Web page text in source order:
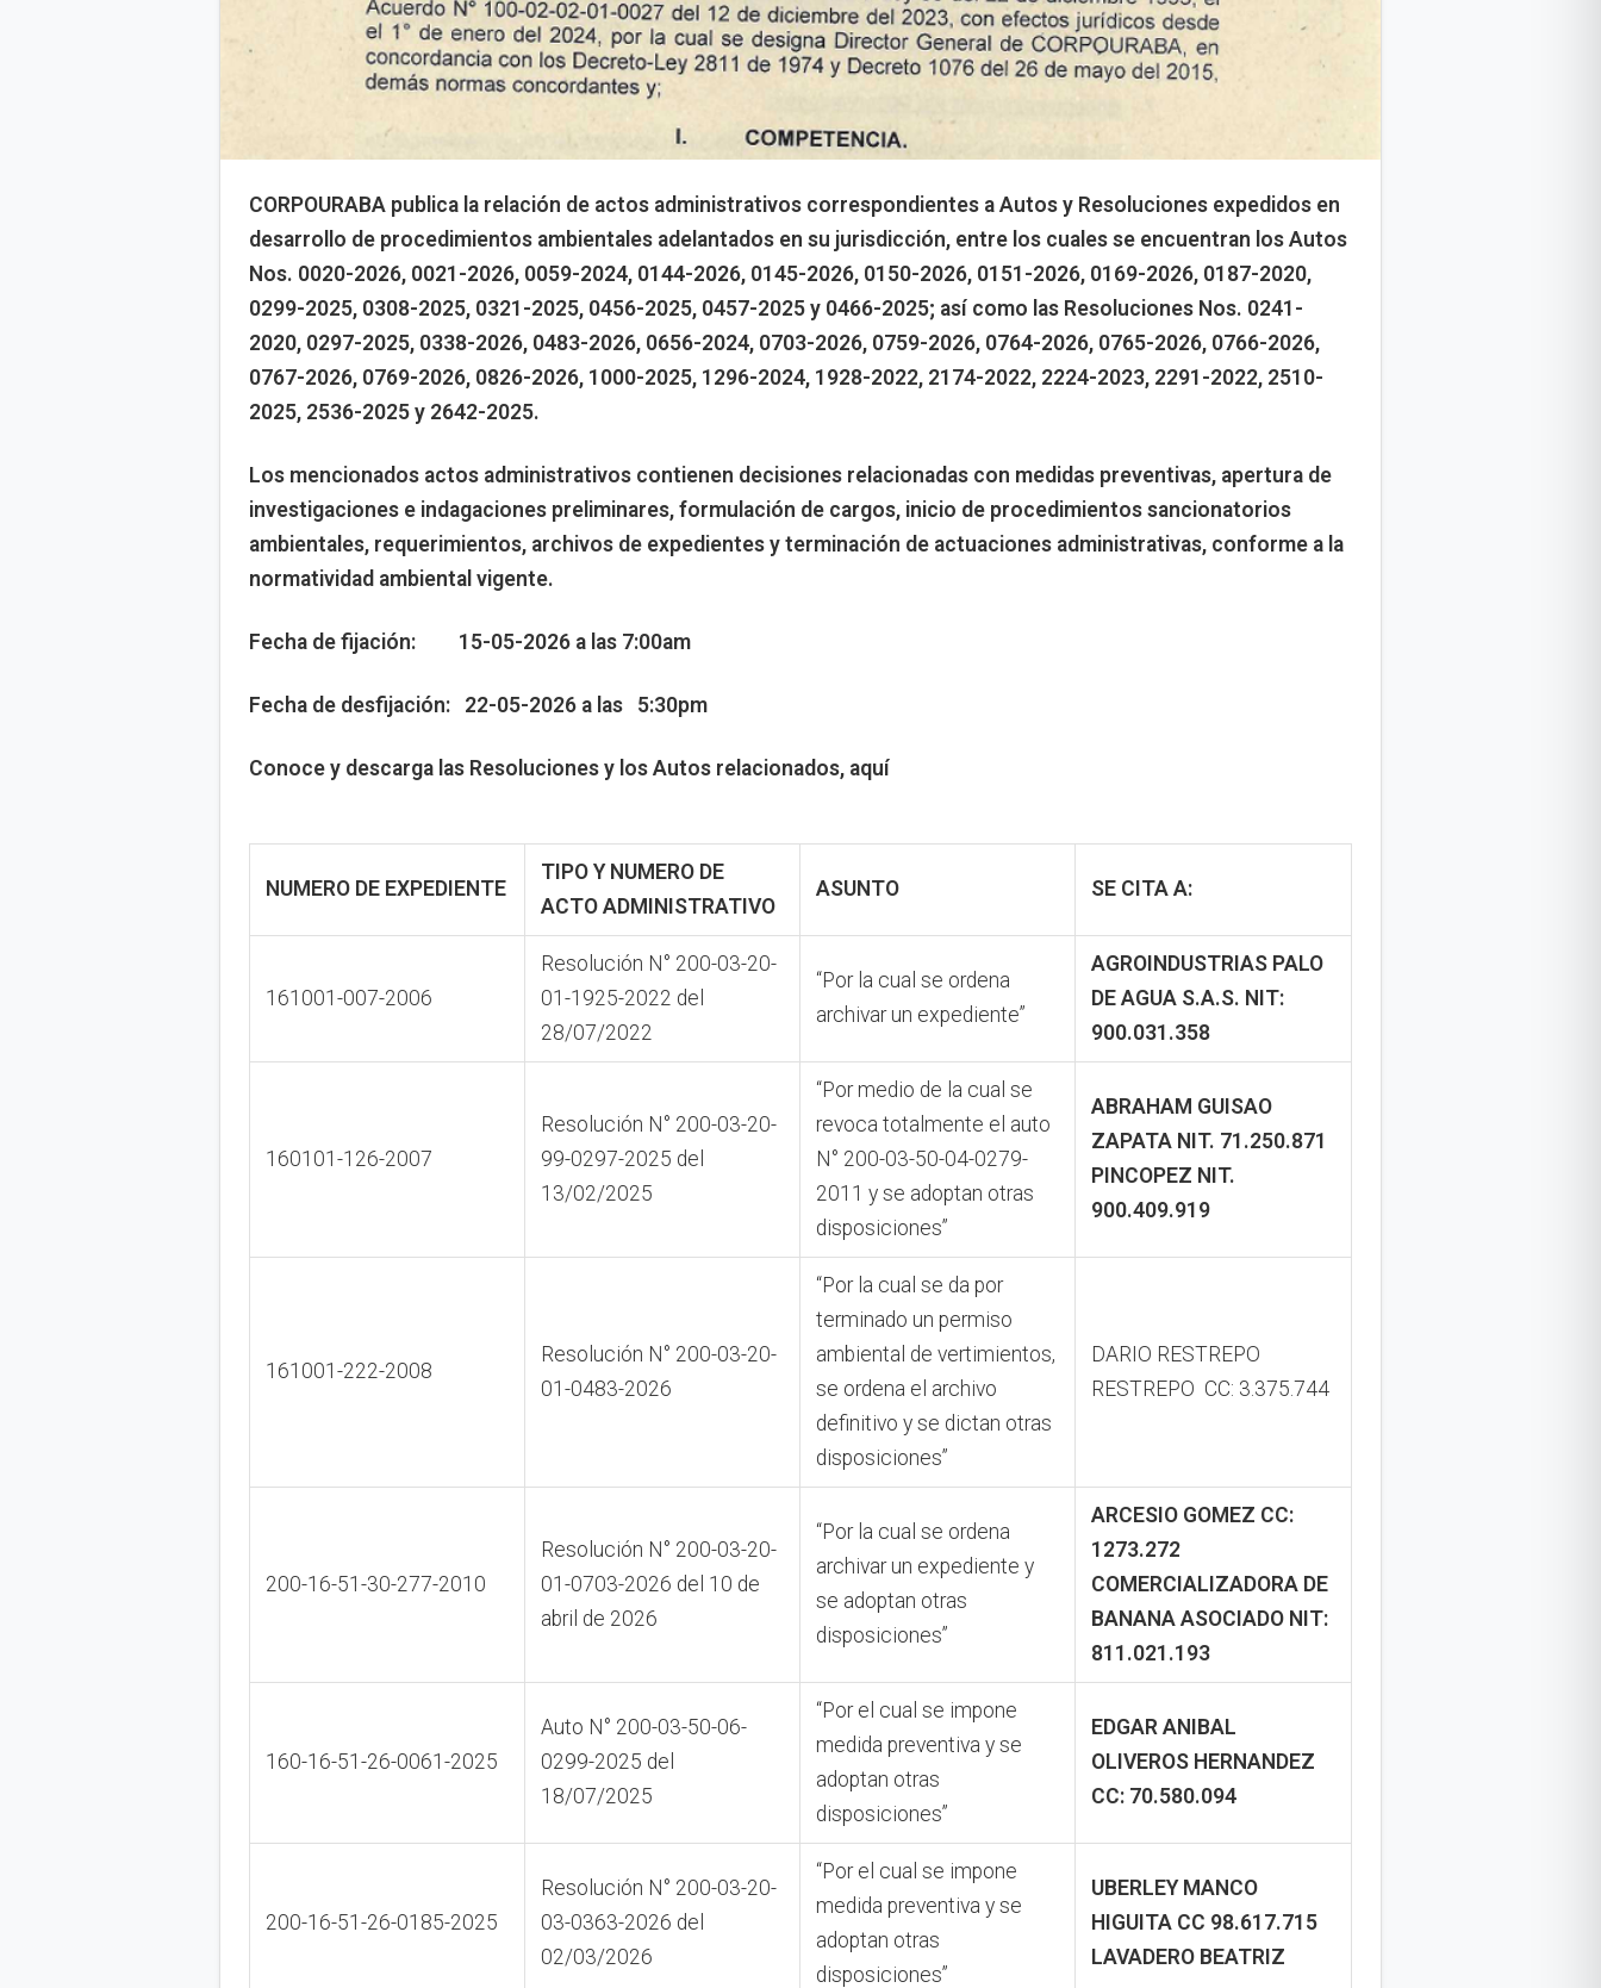
CORPOURABA publica la relación de actos administrativos correspondientes a Autos y Resoluciones expedidos en
desarrollo de procedimientos ambientales adelantados en su jurisdicción, entre los cuales se encuentran los Autos
Nos. 0020-2026, 0021-2026, 0059-2024, 0144-2026, 0145-2026, 0150-2026, 0151-2026, 0169-2026, 0187-2020,
0299-2025, 0308-2025, 0321-2025, 0456-2025, 0457-2025 y 0466-2025; así como las Resoluciones Nos. 0241-
2020, 0297-2025, 0338-2026, 0483-2026, 0656-2024, 0703-2026, 0759-2026, 0764-2026, 0765-2026, 0766-2026,
0767-2026, 0769-2026, 0826-2026, 1000-2025, 1296-2024, 1928-2022, 2174-2022, 2224-2023, 2291-2022, 2510-
2025, 2536-2025 y 2642-2025.
Los mencionados actos administrativos contienen decisiones relacionadas con medidas preventivas, apertura de
investigaciones e indagaciones preliminares, formulación de cargos, inicio de procedimientos sancionatorios
ambientales, requerimientos, archivos de expedientes y terminación de actuaciones administrativas, conforme a la
normatividad ambiental vigente.
Fecha de fijación: 15-05-2026 a las 7:00am
Fecha de desfijación: 22-05-2026 a las 5:30pm
Conoce y descarga las Resoluciones y los Autos relacionados, aquí
NUMERO DE EXPEDIENTE
TIPO Y NUMERO DE
ACTO ADMINISTRATIVO
ASUNTO SE CITA A:
161001-007-2006
Resolución N° 200-03-20-
01-1925-2022 del
28/07/2022
“Por la cual se ordena
archivar un expediente”
AGROINDUSTRIAS PALO
DE AGUA S.A.S. NIT:
900.031.358
160101-126-2007
Resolución N° 200-03-20-
99-0297-2025 del
13/02/2025
“Por medio de la cual se
revoca totalmente el auto
N° 200-03-50-04-0279-
2011 y se adoptan otras
disposiciones”
ABRAHAM GUISAO
ZAPATA NIT. 71.250.871
PINCOPEZ NIT.
900.409.919
161001-222-2008
Resolución N° 200-03-20-
01-0483-2026
“Por la cual se da por
terminado un permiso
ambiental de vertimientos,
se ordena el archivo
definitivo y se dictan otras
disposiciones”
DARIO RESTREPO
RESTREPO CC: 3.375.744
200-16-51-30-277-2010
Resolución N° 200-03-20-
01-0703-2026 del 10 de
abril de 2026
“Por la cual se ordena
archivar un expediente y
se adoptan otras
disposiciones”
ARCESIO GOMEZ CC:
1273.272
COMERCIALIZADORA DE
BANANA ASOCIADO NIT:
811.021.193
160-16-51-26-0061-2025
Auto N° 200-03-50-06-
0299-2025 del
18/07/2025
“Por el cual se impone
medida preventiva y se
adoptan otras
disposiciones”
EDGAR ANIBAL
OLIVEROS HERNANDEZ
CC: 70.580.094
200-16-51-26-0185-2025
Resolución N° 200-03-20-
03-0363-2026 del
02/03/2026
“Por el cual se impone
medida preventiva y se
adoptan otras
disposiciones”
UBERLEY MANCO
HIGUITA CC 98.617.715
LAVADERO BEATRIZ